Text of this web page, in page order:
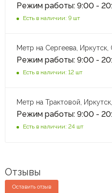
Режим работы: 9:00 -
Есть в наличии: 9 шт
Метр на Сергеева, Иркутск,
Режим работы: 9:00 -
Есть в наличии: 12 шт
Метр на Трактовой,
Режим работы: 9:00 -
Есть в наличии: 24 шт
Отзывы
Оставить отзыв